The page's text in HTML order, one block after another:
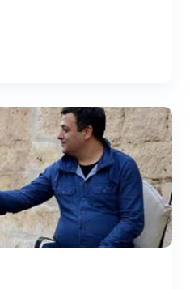
burs imkânı sağlayacak.